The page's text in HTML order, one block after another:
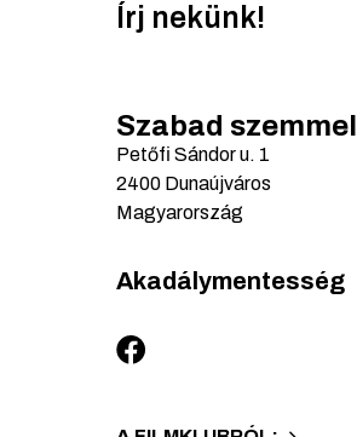
Írj nekünk!
Szabad szemmel
Petőfi Sándor u. 1
2400 Dunaújváros
Magyarország
Akadálymentesség